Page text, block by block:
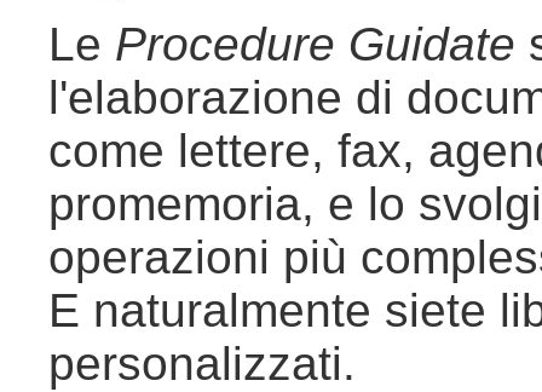
Le Procedure Guidate
l'elaborazione di
come lettere, fax,
promemoria, e lo
operazioni più
E naturalmente siete
personalizzati.